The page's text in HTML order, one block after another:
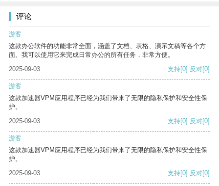
评论
游客
这款办公软件的功能非常全面，涵盖了文档、表格、演示文稿等各个方
面。我可以使用它来完成日常办公的所有任务，非常方便。
2025-09-03
支持[0] 反对[0]
游客
这款加速器VPM应用程序已经为我们带来了无限的隐私保护和安全性保
护。
2025-09-03
支持[0] 反对[0]
游客
这款加速器VPM应用程序已经为我们带来了无限的隐私保护和安全性保
护。
2025-09-03
支持[0] 反对[0]